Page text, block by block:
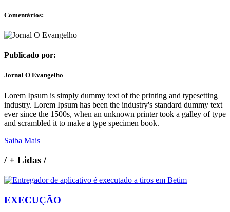
Comentários:
Publicado por:
Jornal O Evangelho
Lorem Ipsum is simply dummy text of the printing and typesetting
industry. Lorem Ipsum has been the industry's standard dummy text
ever since the 1500s, when an unknown printer took a galley of type
and scrambled it to make a type specimen book.
Saiba Mais
/+ Lidas /
EXECUÇÃO